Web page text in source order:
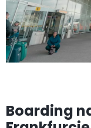
Boarding